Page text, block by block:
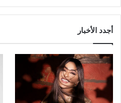
أجدد الأخبار